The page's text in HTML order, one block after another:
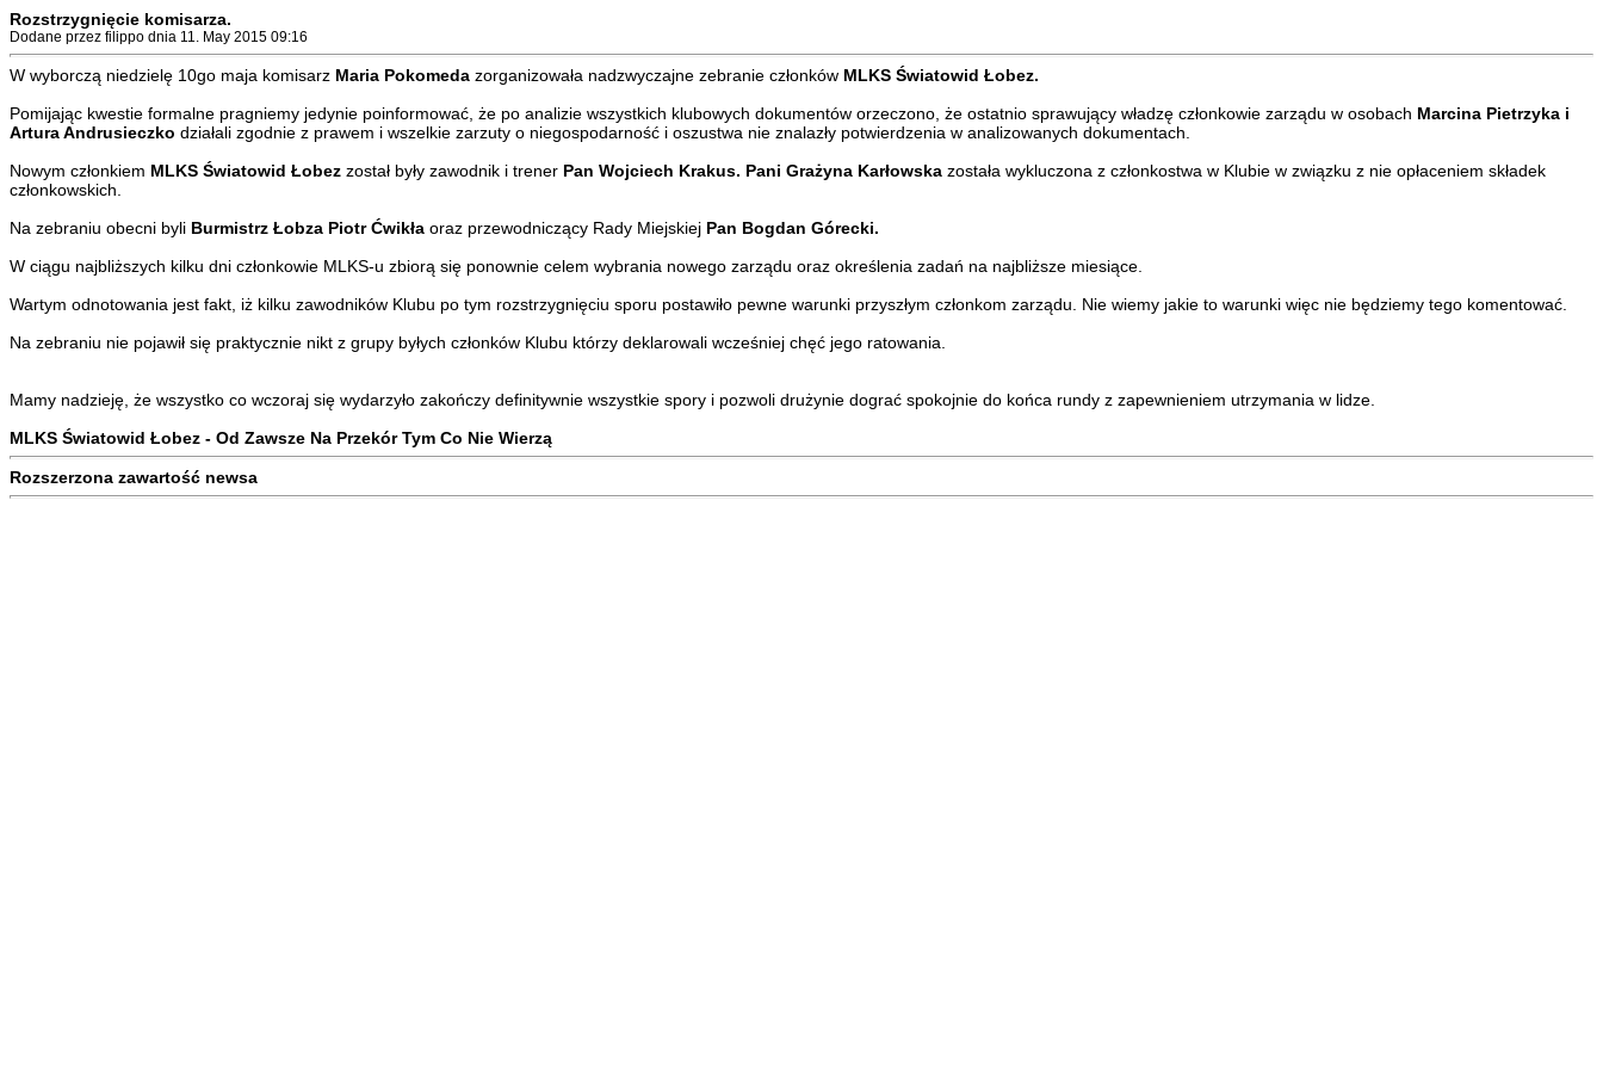
Rozstrzygnięcie komisarza.
Dodane przez filippo dnia 11. May 2015 09:16
W wyborczą niedzielę 10go maja komisarz Maria Pokomeda zorganizowała nadzwyczajne zebranie członków MLKS Światowid Łobez.
Pomijając kwestie formalne pragniemy jedynie poinformować, że po analizie wszystkich klubowych dokumentów orzeczono, że ostatnio sprawujący władzę członkowie zarządu w osobach Marcina Pietrzyka i
Artura Andrusieczko działali zgodnie z prawem i wszelkie zarzuty o niegospodarność i oszustwa nie znalazły potwierdzenia w analizowanych dokumentach.
Nowym członkiem MLKS Światowid Łobez został były zawodnik i trener Pan Wojciech Krakus. Pani Grażyna Karłowska została wykluczona z członkostwa w Klubie w związku z nie opłaceniem składek
członkowskich.
Na zebraniu obecni byli Burmistrz Łobza Piotr Ćwikła oraz przewodniczący Rady Miejskiej Pan Bogdan Górecki.
W ciągu najbliższych kilku dni członkowie MLKS-u zbiorą się ponownie celem wybrania nowego zarządu oraz określenia zadań na najbliższe miesiące.
Wartym odnotowania jest fakt, iż kilku zawodników Klubu po tym rozstrzygnięciu sporu postawiło pewne warunki przyszłym członkom zarządu. Nie wiemy jakie to warunki więc nie będziemy tego komentować.
Na zebraniu nie pojawił się praktycznie nikt z grupy byłych członków Klubu którzy deklarowali wcześniej chęć jego ratowania.
Mamy nadzieję, że wszystko co wczoraj się wydarzyło zakończy definitywnie wszystkie spory i pozwoli drużynie dograć spokojnie do końca rundy z zapewnieniem utrzymania w lidze.
MLKS Światowid Łobez - Od Zawsze Na Przekór Tym Co Nie Wierzą
Rozszerzona zawartość newsa